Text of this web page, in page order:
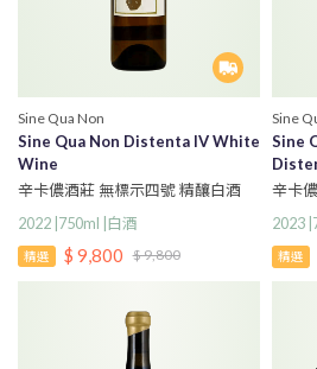
Sine Qua Non
Sine Qua Non Distenta IV White
Wine
辛卡儂酒莊 無標示四號 精釀白酒
2022 |750ml |白酒
精選 $ 9,800 $ 9,800
Sine
Sine
辛卡
2023
精選